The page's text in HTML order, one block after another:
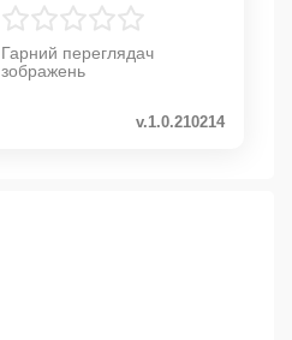
Гарний переглядач
зображень
v.1.0.210214